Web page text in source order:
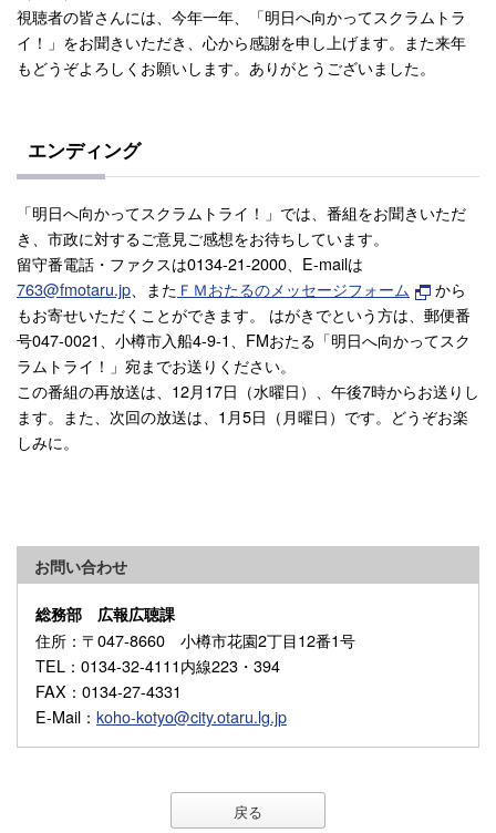
視聴者の皆さんには、今年一年、「明日へ向かってスクラムトラ
イ！」をお聞きいただき、心から感謝を申し上げます。また来年
もどうぞよろしくお願いします。ありがとうございました。
エンディング
「明日へ向かってスクラムトライ！」では、番組をお聞きいただ
き、市政に対するご意見ご感想をお待ちしています。
留守番電話・ファクスは0134-21-2000、E-mailは
763@fmotaru.jp、また ＦＭおたるのメッセージフォーム
から
もお寄せいただくことができます。 はがきでという方は、郵便番
号047-0021、小樽市入船4-9-1、FMおたる「明日へ向かってスク
ラムトライ！」宛までお送りください。
この番組の再放送は、12月17日（水曜日）、午後7時からお送りし
ます。また、次回の放送は、1月5日（月曜日）です。どうぞお楽
しみに。
お問い合わせ
総務部 広報広聴課
住所 ：〒047-8660 小樽市花園2丁目12番1号
TEL ：0134-32-4111内線223・394
FAX ：0134-27-4331
E-Mail ： koho-kotyo@city.otaru.lg.jp
戻る